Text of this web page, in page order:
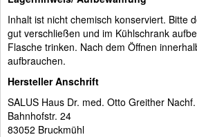
Inhalt ist nicht chemisch konserviert. Bitte
gut verschließen und im Kühlschrank
Flasche trinken. Nach dem Öffnen
aufbrauchen.
Hersteller Anschrift
SALUS Haus Dr. med. Otto Greither
Bahnhofstr. 24
83052 Bruckmühl